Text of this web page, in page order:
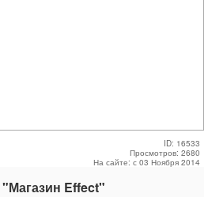
ID: 16533
Просмотров: 2680
На сайте: с 03 Ноября 2014
"Магазин Effect"